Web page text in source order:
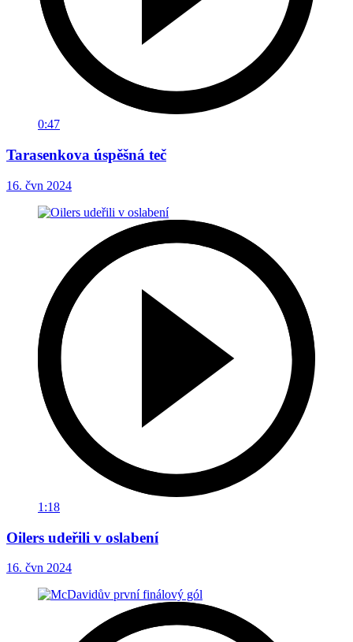
0:47
Tarasenkova úspěšná teč
16. čvn 2024
1:18
Oilers udeřili v oslabení
16. čvn 2024